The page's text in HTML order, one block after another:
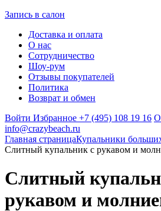
Запись в салон
Доставка и оплата
О нас
Сотрудничество
Шоу-рум
Отзывы покупателей
Политика
Возврат и обмен
Войти Избранное +7 (495) 108 19 16
info@crazybeach.ru
Главная страницаКупальники
Слитный купальник с рукавом и
Слитный
рукавом и